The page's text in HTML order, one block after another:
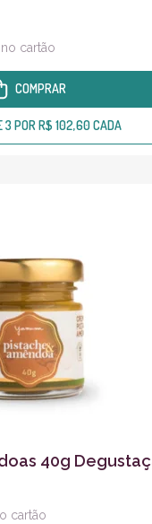
cartão
COMPRAR
3 POR R$ 102,60 CADA
40g
cartão